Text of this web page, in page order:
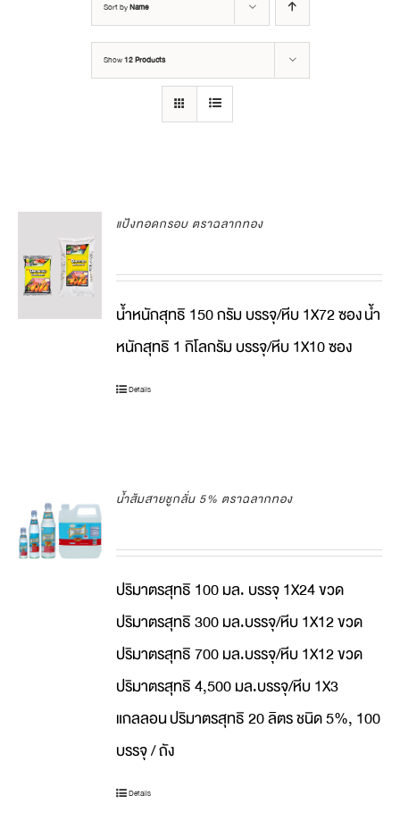
Sort byName
Show12 Products
แป้งทอดกรอบ ตราฉลากทอง
น้ำหนักสุทธิ 150 กรัม บรรจุ/หีบ 1X72 ซองน้ำ
หนักสุทธิ 1 กิโลกรัม บรรจุ/หีบ 1X10 ซอง
Details
น้ำส้มสายชูกลั่น 5% ตราฉลากทอง
ปริมาตรสุทธิ 100 มล. บรรจุ 1X24 ขวด
ปริมาตรสุทธิ 300 มล.บรรจุ/หีบ 1X12 ขวด
ปริมาตรสุทธิ 700 มล.บรรจุ/หีบ 1X12 ขวด
ปริมาตรสุทธิ 4,500 มล.บรรจุ/หีบ 1X3
แกลลอนปริมาตรสุทธิ 20 ลิตร ชนิด 5%, 100
บรรจุ / ถัง
Details